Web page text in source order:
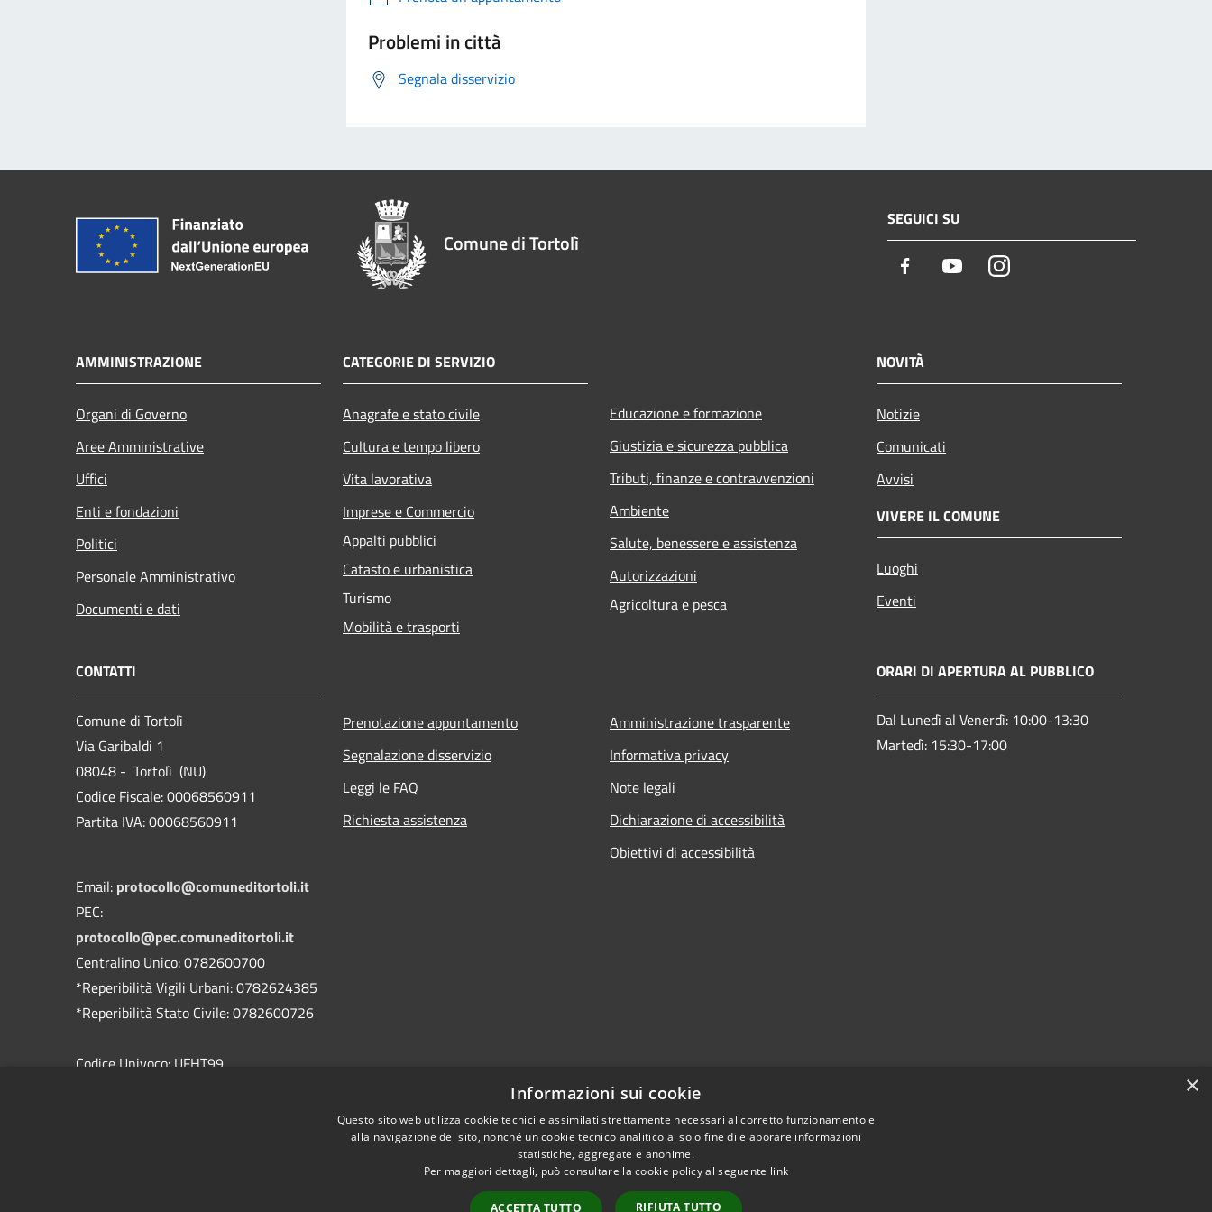
Problemi in città
Segnala disservizio
Comune di Tortolì
SEGUICI SU
Facebook YoutubeInstagram
AMMINISTRAZIONE
Organi di Governo
Aree Amministrative
Uffici
Enti e fondazioni
Politici
Personale Amministrativo
Documenti e dati
CATEGORIE DI SERVIZIO
Anagrafe e stato civile
Cultura e tempo libero
Vita lavorativa
Imprese e Commercio
Appalti pubblici
Catasto e urbanistica
Turismo
Mobilità e trasporti
Educazione e formazione
Giustizia e sicurezza pubblica
Tributi, finanze e contravvenzioni
Ambiente
Salute, benessere e assistenza
Autorizzazioni
Agricoltura e pesca
NOVITÀ
Notizie
Comunicati
Avvisi
VIVERE IL COMUNE
Luoghi
Eventi
CONTATTI
Comune di Tortolì
Via Garibaldi 1
08048 - Tortolì (NU)
Codice Fiscale: 00068560911
Partita IVA: 00068560911
Email: protocollo@comuneditortoli.it
PEC:
protocollo@pec.comuneditortoli.it
Centralino Unico: 0782600700
*Reperibilità Vigili Urbani: 0782624385
*Reperibilità Stato Civile: 0782600726
Codice Univoco: UFHT99
Prenotazione appuntamento
Segnalazione disservizio
Leggi le FAQ
Richiesta assistenza
Amministrazione trasparente
Informativa privacy
Note legali
Dichiarazione di accessibilità
Obiettivi di accessibilità
ORARI DI APERTURA AL PUBBLICO
Dal Lunedì al Venerdì: 10:00-13:30
Martedì: 15:30-17:00
×
Informazioni sui cookie
Questo sito web utilizza cookie tecnici e assimilati strettamente necessari al corretto funzionamento e
alla navigazione del sito, nonché un cookie tecnico analitico al solo fine di elaborare informazioni
statistiche, aggregate e anonime.
Per maggiori dettagli, può consultare la cookie policy al seguente link
ACCETTA TUTTO RIFIUTA TUTTO